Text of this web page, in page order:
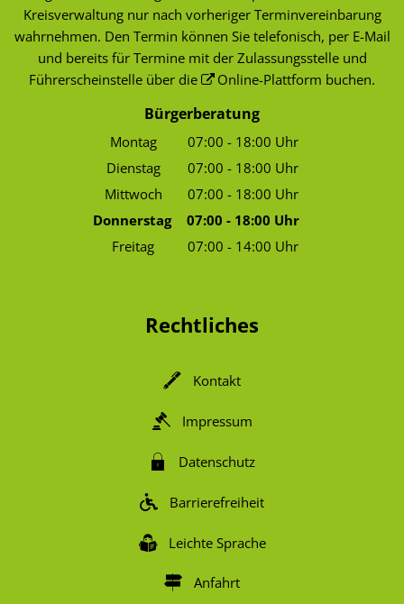
Kreisverwaltung nur nach vorheriger Terminvereinbarung
wahrnehmen. Den Termin können Sie telefonisch, per E-Mail
und bereits für Termine mit der Zulassungsstelle und
Führerscheinstelle über die
Online-Plattform buchen.
Bürgerberatung
Montag 07:00 - 18:00 Uhr
Von 07:00 bis 18:00 Uhr
Dienstag 07:00 - 18:00 Uhr
Von 07:00 bis 18:00 Uhr
Mittwoch 07:00 - 18:00 Uhr
Von 07:00 bis 18:00 Uhr
Donnerstag 07:00 - 18:00 Uhr
Von 07:00 bis 18:00 Uhr
Freitag 07:00 - 14:00 Uhr
Rechtliches
Kontakt
Impressum
Datenschutz
Barrierefreiheit
Leichte Sprache
Anfahrt